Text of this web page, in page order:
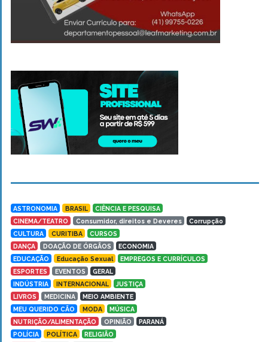
ASTRONOMIA BRASIL
CIÊNCIA E PESQUISA
CINEMA/TEATRO
Consumidor, direitos e Deveres
Corrupção
CULTURA
CURITIBA
CURSOS
DANÇA
DOAÇÃO DE ÓRGÃOS
ECONOMIA
EDUCAÇÃO
Educação Sexual
EMPREGOS E CURRÍCULOS
ESPORTES
EVENTOS
GERAL
INDÚSTRIA
INTERNACIONAL
JUSTIÇA
LIVROS
MEDICINA
MEIO AMBIENTE
MEU QUERIDO CÃO
MODA
MÚSICA
NUTRIÇÃO/ALIMENTAÇÃO
OPINIÃO
PARANÁ
POLÍCIA
POLÍTICA
RELIGIÃO